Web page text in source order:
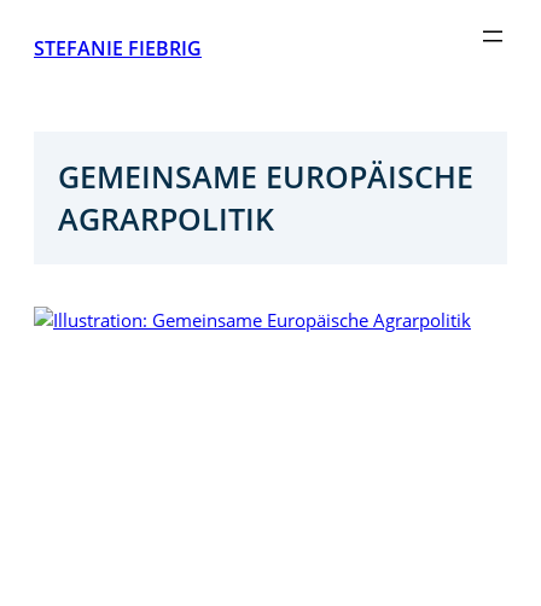
Inhalt
STEFANIE FIEBRIG
GEMEINSAME EUROPÄISCHE
AGRARPOLITIK